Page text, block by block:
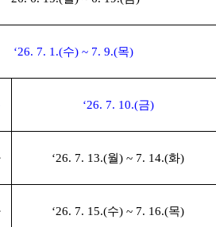
‘26. 7. 1.(수) ~ 7. 9.(목)
‘26. 7. 10.(금)
‘26. 7. 13.(월) ~ 7. 14.(화)
‘26. 7. 15.(수) ~ 7. 16.(목)